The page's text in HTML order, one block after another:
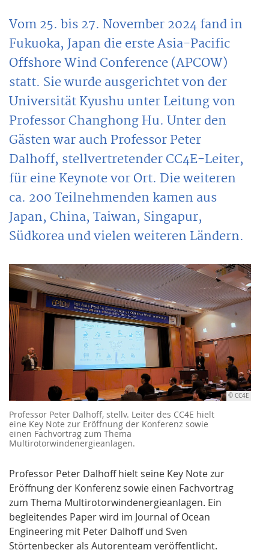
Vom 25. bis 27. November 2024 fand in
Fukuoka, Japan die erste Asia-Pacific
Offshore Wind Conference (APCOW)
statt. Sie wurde ausgerichtet von der
Universität Kyushu unter Leitung von
Professor Changhong Hu. Unter den
Gästen war auch Professor Peter
Dalhoff, stellvertretender CC4E-Leiter,
für eine Keynote vor Ort. Die weiteren
ca. 200 Teilnehmenden kamen aus
Japan, China, Taiwan, Singapur,
Südkorea und vielen weiteren Ländern.
© CC4E
Professor Peter Dalhoff, stellv. Leiter des CC4E hielt
eine Key Note zur Eröffnung der Konferenz sowie
einen Fachvortrag zum Thema
Multirotorwindenergieanlagen.
Professor Peter Dalhoff hielt seine Key Note zur
Eröffnung der Konferenz sowie einen Fachvortrag
zum Thema Multirotorwindenergieanlagen. Ein
begleitendes Paper wird im Journal of Ocean
Engineering mit Peter Dalhoff und Sven
Störtenbecker als Autorenteam veröffentlicht.